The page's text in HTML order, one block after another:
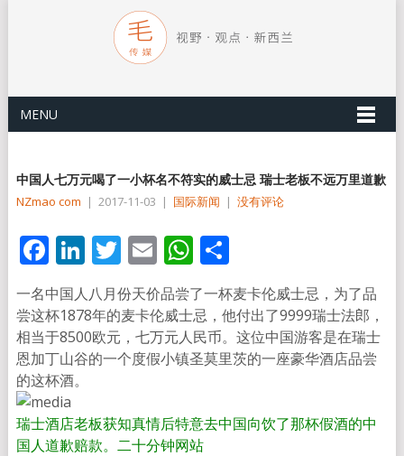
MENU
中国人七万元喝了一小杯名不符实的威士忌 瑞士老板不远万里道歉
NZmao com | 2017-11-03 | 国际新闻 | 没有评论
Facebook
LinkedIn
Twitter
EmailWhatsApp
分
享
一名中国人八月份天价品尝了一杯麦卡伦威士忌，为了品
尝这杯1878年的麦卡伦威士忌，他付出了9999瑞士法郎，
相当于8500欧元，七万元人民币。这位中国游客是在瑞士
恩加丁山谷的一个度假小镇圣莫里茨的一座豪华酒店品尝
的这杯酒。
瑞士酒店老板获知真情后特意去中国向饮了那杯假酒的中
国人道歉赔款。 二十分钟网站